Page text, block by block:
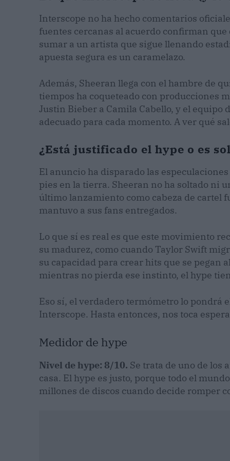
Interscope no ha hecho comentarios
fuentes cercanas al acuerdo confirman
sumar a un artista que sigue llenando
apuesta segura es un caramelazo.
Además, Sheeran llega con el hambre de
tiempos ha coqueteado con producciones
Justin Bieber a Camila Cabello, y el equipo
adecuado para cada momento. A ver qué
¿Está justificado el hype o es
El anuncio ha disparado las
pies en la tierra. Sheeran no ha soltado ni
último lanzamiento como cabeza de cartel
mantuvo a sus fans entregados.
Lo que sí es real es que este movimiento
su madurez, como cuando Taylor Swift
su capacidad para crear hits que se pegan
mientras no pierda ese instinto, el hype
Eso sí, el verdadero termómetro lo pondrá
Interscope. Hasta entonces, nos toca
Medidor de hype
Nivel de hype: 8/10. Se trata de uno de los
casa. El hype es justo, porque todo el
millones de discos cuando decide romper